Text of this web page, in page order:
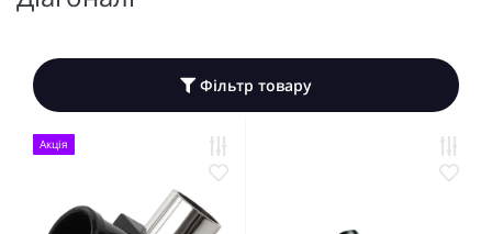
Фільтр товару
Акція